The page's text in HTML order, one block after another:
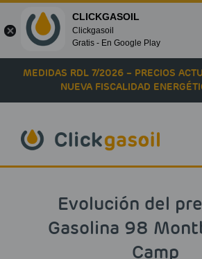
Skip to main content
MEDIDAS RDL 7/2026 – PRECIOS
NUEVA FISCALIDAD
Evolución del
Gasolina 98
Camp
CLICKGASOIL
Clickgasoil
Gratis - En Google Play